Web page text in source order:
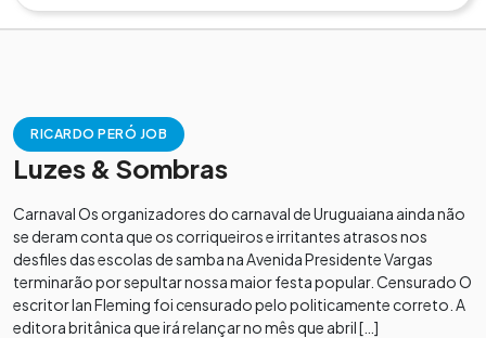
RICARDO PERÓ JOB
Luzes & Sombras
Carnaval Os organizadores do carnaval de Uruguaiana ainda não
se deram conta que os corriqueiros e irritantes atrasos nos
desfiles das escolas de samba na Avenida Presidente Vargas
terminarão por sepultar nossa maior festa popular. Censurado O
escritor Ian Fleming foi censurado pelo politicamente correto. A
editora britânica que irá relançar no mês que abril […]